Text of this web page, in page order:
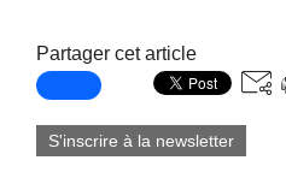
Partager cet article
S'inscrire à la newsletter